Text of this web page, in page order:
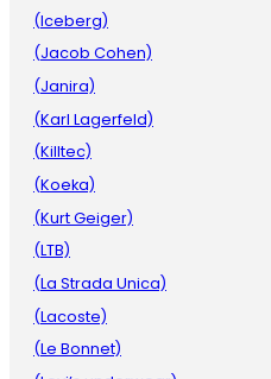
(Iceberg)
(Jacob Cohen)
(Janira)
(Karl Lagerfeld)
(Killtec)
(Koeka)
(Kurt Geiger)
(LTB)
(La Strada Unica)
(Lacoste)
(Le Bonnet)